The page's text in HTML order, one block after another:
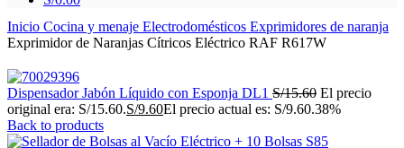
Inicio Cocina y menaje Electrodomésticos Exprimidores de naranja
Exprimidor de Naranjas Cítricos Eléctrico RAF R617W
Dispensador Jabón Líquido con Esponja DL1 S/15.60 El precio
original era: S/15.60.S/9.60El precio actual es: S/9.60.38%
Back to products